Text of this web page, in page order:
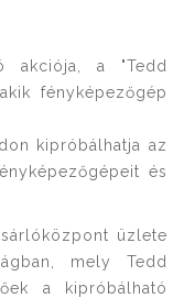
akciója, a "Tedd
fényképezőgép
kipróbálhatja az
és
üzlete
mely Tedd
a kipróbálható